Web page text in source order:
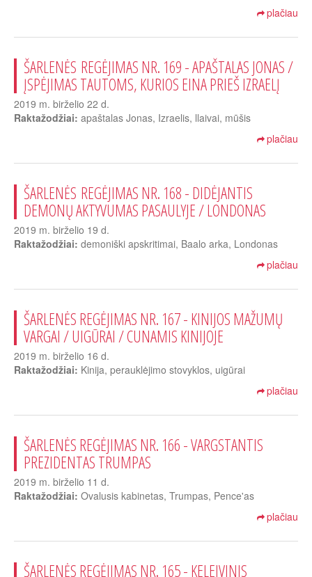
plačiau
ŠARLENĖS REGĖJIMAS NR. 169 - APAŠTALAS JONAS /
ĮSPĖJIMAS TAUTOMS, KURIOS EINA PRIEŠ IZRAELĮ
2019 m. birželio 22 d.
Raktažodžiai: apaštalas Jonas, Izraelis, llaivai, mūšis
plačiau
ŠARLENĖS REGĖJIMAS NR. 168 - DIDĖJANTIS
DEMONŲ AKTYVUMAS PASAULYJE / LONDONAS
2019 m. birželio 19 d.
Raktažodžiai: demoniški apskritimai, Baalo arka, Londonas
plačiau
ŠARLENĖS REGĖJIMAS NR. 167 - KINIJOS MAŽUMŲ
VARGAI / UIGŪRAI / CUNAMIS KINIJOJE
2019 m. birželio 16 d.
Raktažodžiai: Kinija, perauklėjimo stovyklos, uigūrai
plačiau
ŠARLENĖS REGĖJIMAS NR. 166 - VARGSTANTIS
PREZIDENTAS TRUMPAS
2019 m. birželio 11 d.
Raktažodžiai: Ovalusis kabinetas, Trumpas, Pence'as
plačiau
ŠARLENĖS REGĖJIMAS NR. 165 - KELEIVINIS